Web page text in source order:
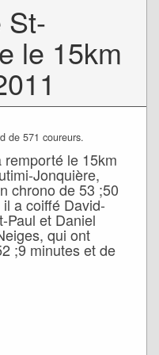
o
St-
le 15km
de 571 coureurs.
remporté le 15km
Jonquière,
chrono de 53 ;50
a coiffé David-
Paul et Daniel
qui ont
;9 minutes et de